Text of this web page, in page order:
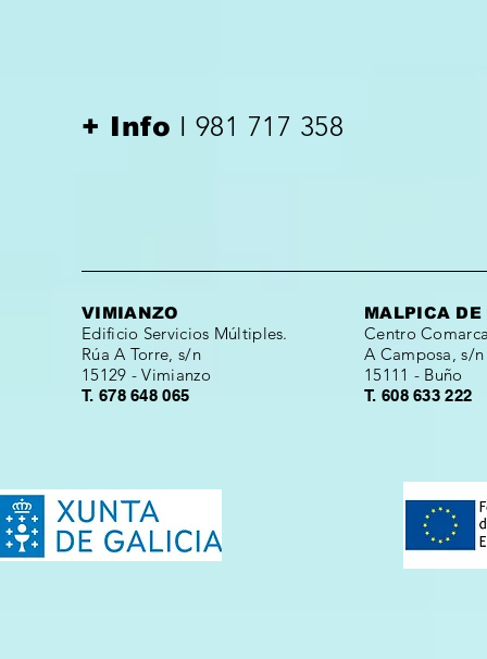
+ Info I 981 717 358
VIMIANZO
Edificio Servicios Múltiples.
Rúa A Torre, s/n
15129 - Vimianzo
T. 678 648 065
MALPICA
Centro
A Camposa, s/n
15111 - Buño
T. 608 633 222